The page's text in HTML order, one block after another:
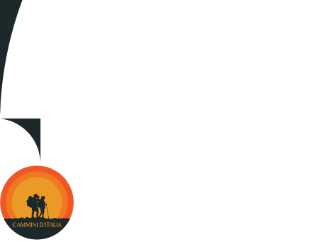
Cammini
d&#039;Italia